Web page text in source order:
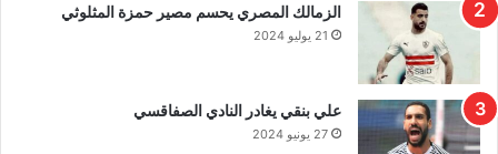
الزمالك المصري يحسم مصير حمزة المثلوثي
21 يوليو 2024
علي بنقي يغادر النادي الصفاقسي
27 يونيو 2024